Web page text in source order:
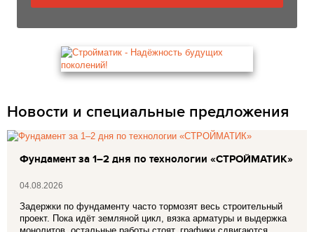
Новости и специальные предложения
Фундамент за 1–2 дня по технологии «СТРОЙМАТИК»
04.08.2026
Задержки по фундаменту часто тормозят весь строительный
проект. Пока идёт земляной цикл, вязка арматуры и выдержка